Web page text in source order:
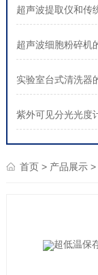
超声波提取仪和传
超声波细胞粉碎机
实验室台式清洗器
紫外可见分光光度
首页> 产品展示>